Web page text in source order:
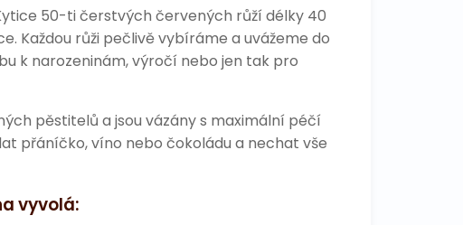
50-ti čerstvých červených růží délky 40
Každou růži pečlivě vybíráme a uvážeme do
k narozeninám, výročí nebo jen tak pro
pěstitelů a jsou vázány s maximální péčí
přáníčko, víno nebo čokoládu a nechat vše
vyvolá: